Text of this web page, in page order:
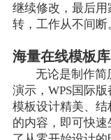
继续修改，最后
转，工作从不间断
海量在线模板库
无论是制作简
演示，WPS国际
模板设计精美、
的内容，即可快